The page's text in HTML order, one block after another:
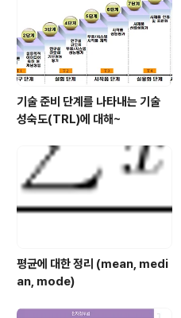
기술 준비 단계를 나타내는 기술
성숙도(TRL)에 대해~
평균에 대한 정리 (mean, medi
an, mode)